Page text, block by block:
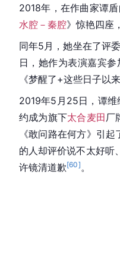
2018年，在作曲家谭
水腔－秦腔》惊艳四座
同年5月，她坐在了评
日，她作为表演嘉宾
《梦醒了+这些日子以
2019年5月25日，谭
约成为旗下太合麦田厂
《敢问路在何方》引
的人却评价说不太好听
许镜清道歉[60]。